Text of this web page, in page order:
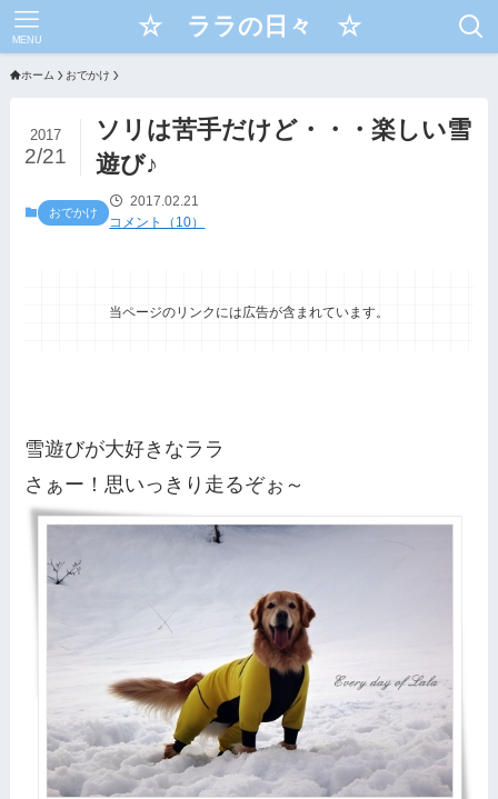
☆ ララの日々 ☆
MENU
ホーム おでかけ
ソリは苦手だけど・・・楽しい雪
遊び♪
2017
2/21
おでかけ
2017.02.21
コメント（10）
当ページのリンクには広告が含まれています。
雪遊びが大好きなララ
さぁー！思いっきり走るぞぉ～